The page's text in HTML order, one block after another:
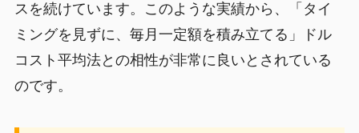
スを続けています。このような実績から、「タイ
ミングを見ずに、毎月一定額を積み立てる」ドル
コスト平均法との相性が非常に良いとされている
のです。